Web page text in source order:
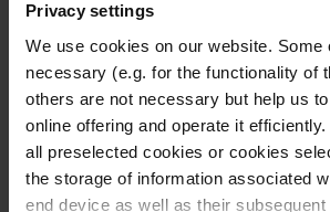
Privacy settings
We use cookies on our website. Some
necessary (e.g. for the functionality of
others are not necessary but help us
online offering and operate it
all preselected cookies or cookies
the storage of information associated
end device as well as their subsequent
Die Mönchsgrasmücke ist eine Vogelart aus
Grasmücken und ist ein kleiner lebhafter
hauptsächlich von Insekten ernährt.
Baumfalke: Flugkünstler mit Hose
Ein schneller, kleiner Vogel, der zum
fliegt und sich nicht einmal die Mühe machen
Nest zu bauen: der Baumfalke.